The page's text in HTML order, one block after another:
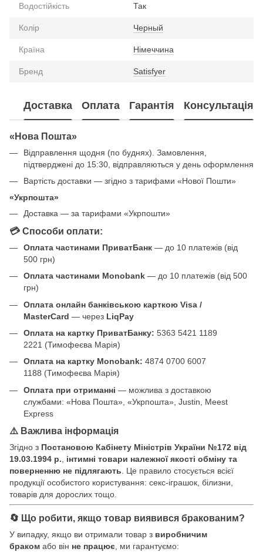
Водостійкість Так
Колір Черный
Країна Німеччина
Бренд Satisfyer
Доставка Оплата Гарантія Консультація
«Нова Пошта»
Відправлення щодня (по буднях). Замовлення,
підтверджені до 15:30, відправляються у день оформлення
Вартість доставки — згідно з тарифами «Нової Пошти»
«Укрпошта»
Доставка — за тарифами «Укрпошти»
💳 Способи оплати:
Оплата частинами ПриватБанк — до 10 платежів (від
500 грн)
Оплата частинами Monobank — до 10 платежів (від 500
грн)
Оплата онлайн банківською карткою Visa /
MasterCard — через LiqPay
Оплата на картку ПриватБанку: 5363 5421 1189
2221 (Тимофеєва Марія)
Оплата на картку Monobank: 4874 0700 6007
1188 (Тимофеєва Марія)
Оплата при отриманні — можлива з доставкою
службами: «Нова Пошта», «Укрпошта», Justin, Meest
Express
⚠️ Важлива інформація
Згідно з Постановою Кабінету Міністрів України №172 від
19.03.1994 р.
інтимні товари належної якості обміну та
поверненню не підлягають . Це правило стосується всієї
продукції особистого користування: секс-іграшок, білизни,
товарів для дорослих тощо.
🔄 Що робити, якщо товар виявився бракованим?
У випадку, якщо ви отримали товар з виробничим
браком або він не працює , ми гарантуємо: